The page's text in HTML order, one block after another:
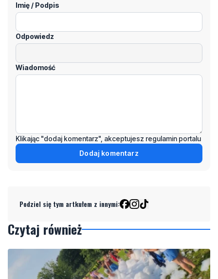
Imię / Podpis
Odpowiedz
Wiadomość
Klikając "dodaj komentarz", akceptujesz regulamin portalu
Dodaj komentarz
Podziel się tym artkułem z innymi:
Czytaj również